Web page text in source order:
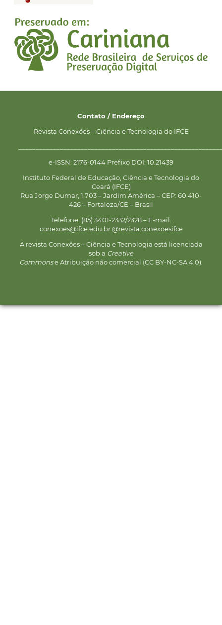
Contato / Endereço
Revista Conexões – Ciência e Tecnologia do IFCE
e-ISSN: 2176-0144 Prefixo DOI: 10.21439
Instituto Federal de Educação, Ciência e Tecnologia do
Ceará (IFCE)
Rua Jorge Dumar, 1.703 – Jardim América – CEP: 60.410-
426 – Fortaleza/CE – Brasil
Telefone: (85) 3401-2332/2328 – E-mail:
conexoes@ifce.edu.br @revista.conexoesifce
A revista Conexões – Ciência e Tecnologia está licenciada
sob a Creative
Commonse Atribuição não comercial (CC BY-NC-SA 4.0).